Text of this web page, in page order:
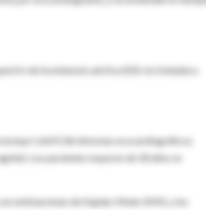
de la estenosis aórtica (EA) no tratadasa
1.669.536 informes ecocardiográficos
Los pacientes mayores de 18 años se
estimaciones de Kaplan-Meier (KM), y los